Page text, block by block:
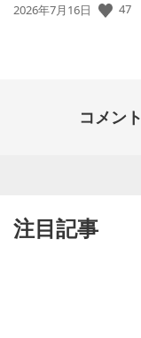
公
2026年7月16日 47
コメン
注目記事